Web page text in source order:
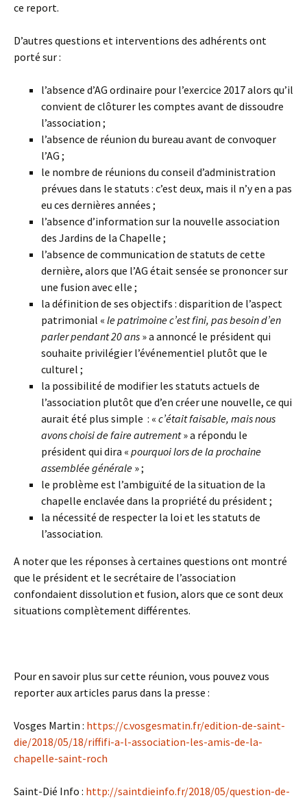
ce report.
D’autres questions et interventions des adhérents ont
porté sur :
l’absence d’AG ordinaire pour l’exercice 2017 alors qu’il
convient de clôturer les comptes avant de dissoudre
l’association ;
l’absence de réunion du bureau avant de convoquer
l’AG ;
le nombre de réunions du conseil d’administration
prévues dans le statuts : c’est deux, mais il n’y en a pas
eu ces dernières années ;
l’absence d’information sur la nouvelle association
des Jardins de la Chapelle ;
l’absence de communication de statuts de cette
dernière, alors que l’AG était sensée se prononcer sur
une fusion avec elle ;
la définition de ses objectifs : disparition de l’aspect
patrimonial « le patrimoine c’est fini, pas besoin d’en
parler pendant 20 ans » a annoncé le président qui
souhaite privilégier l’événementiel plutôt que le
culturel ;
la possibilité de modifier les statuts actuels de
l’association plutôt que d’en créer une nouvelle, ce qui
aurait été plus simple : « c’était faisable, mais nous
avons choisi de faire autrement» a répondu le
président qui dira « pourquoi lors de la prochaine
assemblée générale » ;
le problème est l’ambiguïté de la situation de la
chapelle enclavée dans la propriété du président ;
la nécessité de respecter la loi et les statuts de
l’association.
A noter que les réponses à certaines questions ont montré
que le président et le secrétaire de l’association
confondaient dissolution et fusion, alors que ce sont deux
situations complètement différentes.
Pour en savoir plus sur cette réunion, vous pouvez vous
reporter aux articles parus dans la presse :
Vosges Martin : https://c.vosgesmatin.fr/edition-de-saint-
die/2018/05/18/riffifi-a-l-association-les-amis-de-la-
chapelle-saint-roch
Saint-Dié Info : http://saintdieinfo.fr/2018/05/question-de-